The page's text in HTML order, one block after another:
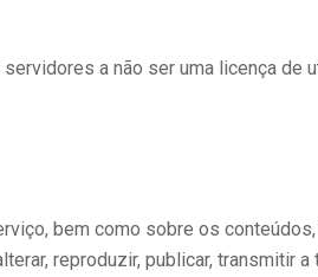
a não ser uma licença
bem como sobre os
reproduzir, publicar, transmitir